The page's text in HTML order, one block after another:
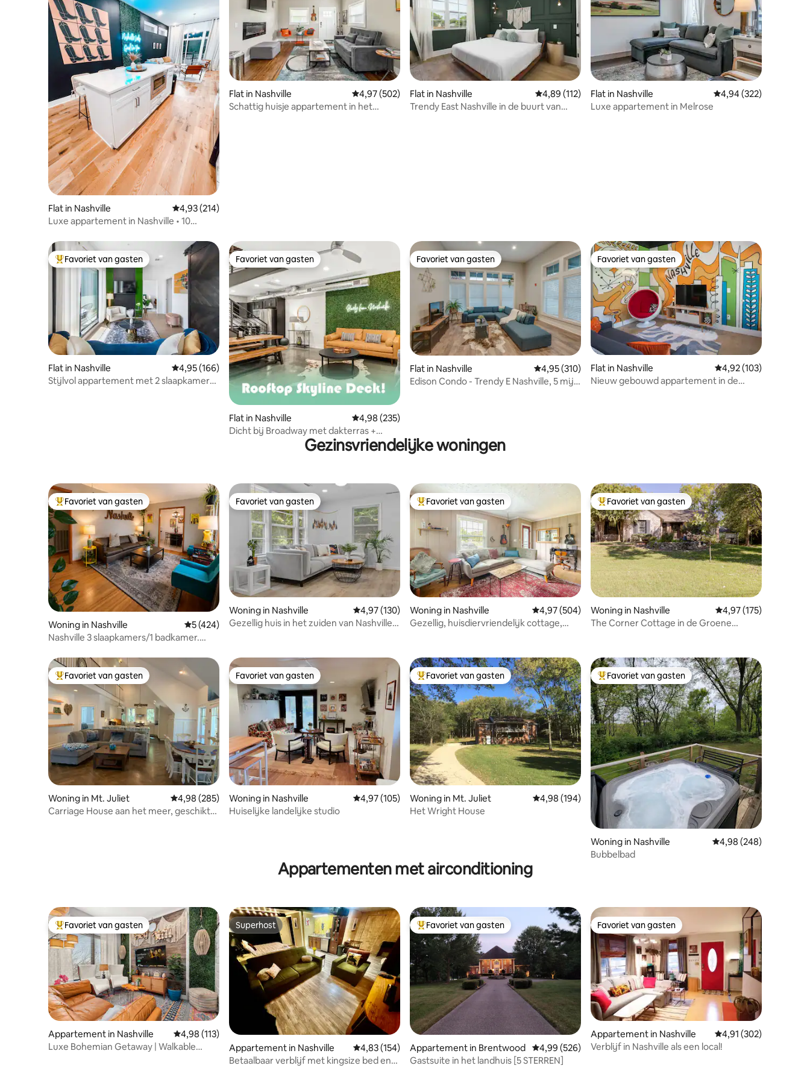
Flat in Nashville Gemiddelde beoordeling van 4,93 op 5, 214 recensies
4,93 (214)
Luxe appartement in Nashville • 10
badkamers
Flat in Nashville Gemiddelde beoordeling van 4,97 op 5, 502 recensies
4,97 (502)
Schattig huisje appartement in het
Flat in Nashville Gemiddelde beoordeling van 4,89 op 5, 112 recensies
4,89 (112)
Trendy East Nashville in de buurt van
Flat in Nashville Gemiddelde
4,94 (322)
Luxe appartement in Melrose
Topfavoriet van gasten
Favoriet van gasten
Flat in Nashville Gemiddelde beoordeling van 4,95 op 5, 166 recensies
4,95 (166)
Stijlvol appartement met 2 slaapkamers
Favoriet van gasten
Favoriet van gasten
Flat in Nashville Gemiddelde beoordeling van 4,98 op 5, 235 recensies
4,98 (235)
Dicht bij Broadway met dakterras +
uitzicht op de skyline!
Favoriet van gasten
Favoriet van gasten
Flat in Nashville Gemiddelde beoordeling van 4,95 op 5, 310 recensies
4,95 (310)
Edison Condo - Trendy E Nashville, 5 mijl
Favoriet van gasten
Favoriet van gasten
Flat in Nashville Gemiddelde
4,92 (103)
Nieuw gebouwd appartement in de
Gezinsvriendelijke woningen
Topfavoriet van gasten
Favoriet van gasten
Woning in Nashville Gemiddelde beoordeling van 5 op 5, 424 recensies
5 (424)
Nashville 3 slaapkamers/1 badkamer.
Favoriet van gasten
Favoriet van gasten
Woning in Nashville Gemiddelde beoordeling van 4,97 op 5, 130 recensies
4,97 (130)
Gezellig huis in het zuiden van Nashville
Topfavoriet van gasten
Favoriet van gasten
Woning in Nashville Gemiddelde beoordeling van 4,97 op 5, 504 recensies
4,97 (504)
Gezellig, huisdiervriendelijk cottage,
Topfavoriet van gasten
Favoriet van gasten
Woning in Nashville Gemiddelde
4,97 (175)
The Corner Cottage in de Groene
Topfavoriet van gasten
Favoriet van gasten
Woning in Mt. Juliet Gemiddelde beoordeling van 4,98 op 5, 285 recensies
4,98 (285)
Carriage House aan het meer, geschikt
Favoriet van gasten
Favoriet van gasten
Woning in Nashville Gemiddelde beoordeling van 4,97 op 5, 105 recensies
4,97 (105)
Huiselijke landelijke studio
Topfavoriet van gasten
Favoriet van gasten
Woning in Mt. Juliet Gemiddelde beoordeling van 4,98 op 5, 194 recensies
4,98 (194)
Het Wright House
Topfavoriet van gasten
Favoriet van gasten
Woning in Nashville Gemiddelde
4,98 (248)
Bubbelbad
Appartementen met airconditioning
Topfavoriet van gasten
Favoriet van gasten
Appartement in Nashville Gemiddelde beoordeling van 4,98 op 5, 113 recensies
4,98 (113)
Luxe Bohemian Getaway | Walkable
Superhost
Superhost
Appartement in Nashville Gemiddelde beoordeling van 4,83 op 5, 154 recensies
4,83 (154)
Betaalbaar verblijf met kingsize bed en
Topfavoriet van gasten
Favoriet van gasten
Appartement in Brentwood Gemiddelde beoordeling van 4,99 op 5, 526 recensies
4,99 (526)
Gastsuite in het landhuis [5 STERREN]
Favoriet van gasten
Favoriet van gasten
Appartement in Nashville Gemiddelde
4,91 (302)
Verblijf in Nashville als een local!